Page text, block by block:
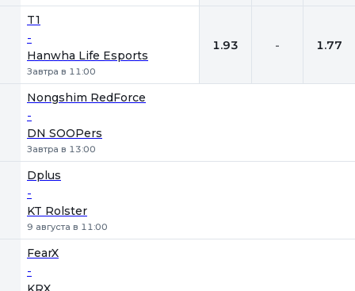
T1
-
Hanwha Life Esports
Завтра в 11:00
1.93 - 1.77
Nongshim RedForce
-
DN SOOPers
Завтра в 13:00
Dplus
-
KT Rolster
9 августа в 11:00
FearX
-